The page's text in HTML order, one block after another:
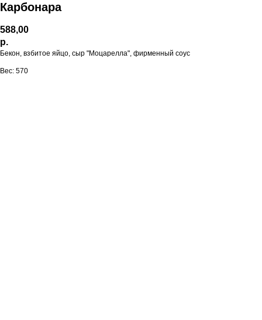
Карбонара
588,00
р.
Бекон, взбитое яйцо, сыр "Моцарелла", фирменный соус
Вес: 570